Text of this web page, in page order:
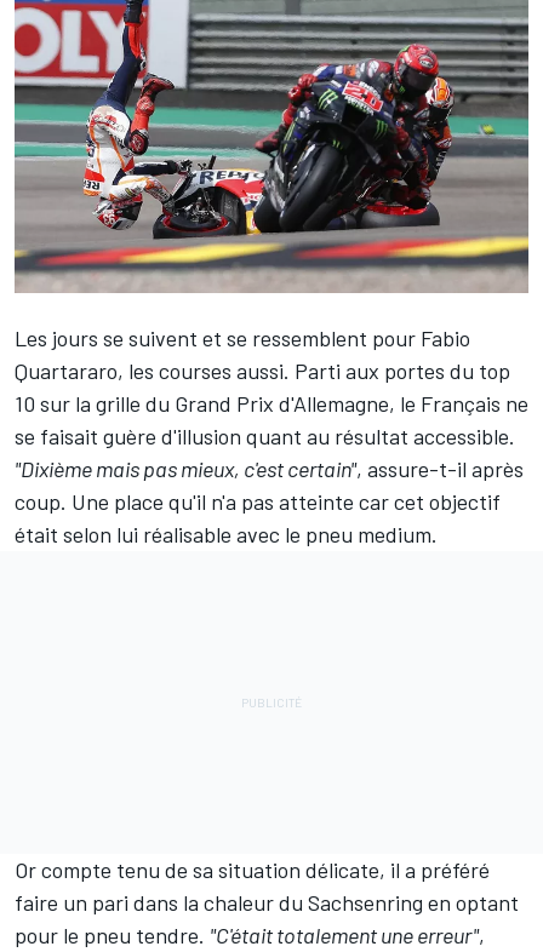
Les jours se suivent et se ressemblent pour Fabio
Quartararo, les courses aussi. Parti aux portes du top
10 sur la grille du Grand Prix d'Allemagne, le Français ne
se faisait guère d'illusion quant au résultat accessible.
"Dixième mais pas mieux, c'est certain", assure-t-il après
coup. Une place qu'il n'a pas atteinte car cet objectif
était selon lui réalisable avec le pneu medium.
Or compte tenu de sa situation délicate, il a préféré
faire un pari dans la chaleur du Sachsenring en optant
pour le pneu tendre. "C'était totalement une erreur",